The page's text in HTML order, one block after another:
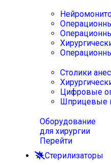
Столики
Цифровые
Шприцевые
Оборудование
для хирургии
Перейти
Стерилизаторы